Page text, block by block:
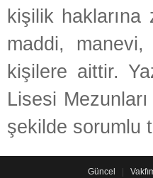
kişilik
maddi,
kişilere aittir.
Lisesi
şekilde sorumlu
Güncel